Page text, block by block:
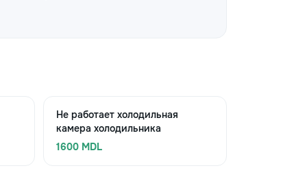
Не работает холодильная
камера холодильника
1600 MDL